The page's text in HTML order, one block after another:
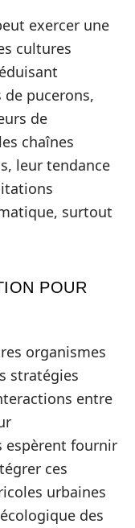
exercer une
cultures
pucerons,
de
chaînes
leur tendance
surtout
POUR
organismes
stratégies
entre
espèrent fournir
ces
urbaines
des